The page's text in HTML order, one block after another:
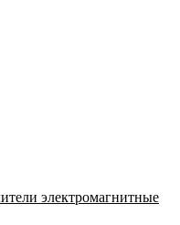
электромагнитные